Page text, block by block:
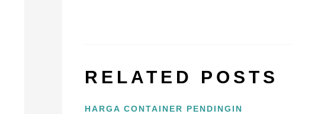
RELATED POSTS
HARGA CONTAINER PENDINGIN